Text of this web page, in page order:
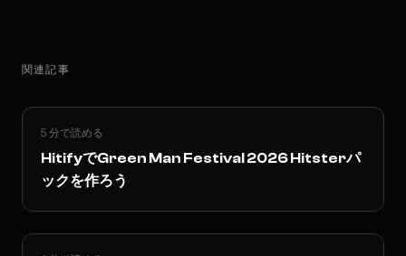
関連記事
5 分で読める
HitifyでGreen Man Festival 2026 Hitsterパ
ックを作ろう